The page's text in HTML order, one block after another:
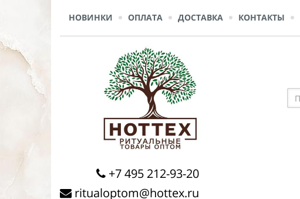
НОВИНКИ ОПЛАТА ДОСТАВКА КОНТАКТЫ
+7 495 212-93-20
ritualoptom@hottex.ru